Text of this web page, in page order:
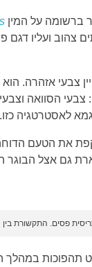
צהוב ועליו
צבעי אזהרה.
הסוואה
לאסטרטגיה כזו.
את הטעם הדוחה
גם אצל
פסים. התקשורת בין